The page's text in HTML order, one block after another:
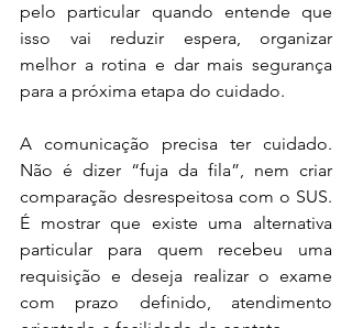
pelo particular quando entende que
isso vai reduzir espera, organizar
melhor a rotina e dar mais segurança
para a próxima etapa do cuidado.
A comunicação precisa ter cuidado.
Não é dizer “fuja da fila”, nem criar
comparação desrespeitosa com o SUS.
É mostrar que existe uma alternativa
particular para quem recebeu uma
requisição e deseja realizar o exame
com prazo definido, atendimento